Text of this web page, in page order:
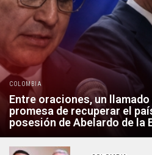
COLOMBIA
Entre oraciones, un llamado
promesa de recuperar el
posesión de Abelardo de la